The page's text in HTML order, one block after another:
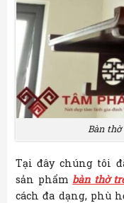
Bàn thờ
Tại đây chúng tôi
sản phẩm bàn thờ
cách đa dạng, phù